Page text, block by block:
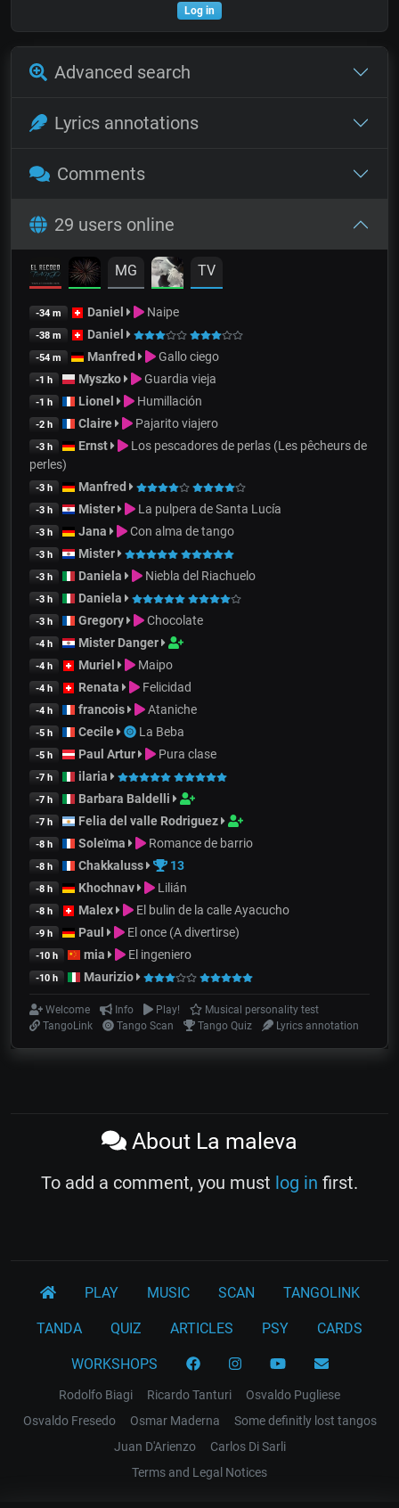
Log in
Advanced search
Lyrics annotations
Comments
29 users online
MG TV
-34 m Daniel Naipe
-38 m Daniel
-54 m Manfred Gallo ciego
-1 h Myszko Guardia vieja
-1 h Lionel Humillación
-2 h Claire Pajarito viajero
-3 h Ernst
Los pescadores de perlas (Les pêcheurs de
perles)
-3 h Manfred
-3 h Mister La pulpera de Santa Lucía
-3 h Jana Con alma de tango
-3 h Mister
-3 h Daniela Niebla del Riachuelo
-3 h Daniela
-3 h Gregory Chocolate
-4 h Mister Danger
-4 h Muriel Maipo
-4 h Renata Felicidad
-4 h francois Ataniche
-5 h Cecile La Beba
-5 h Paul Artur Pura clase
-7 h ilaria
-7 h Barbara Baldelli
-7 h Felia del valle Rodriguez
-8 h Soleïma Romance de barrio
-8 h Chakkaluss 13
-8 h Khochnav Lilián
-8 h Malex El bulin de la calle Ayacucho
-9 h Paul El once (A divertirse)
-10 h mia El ingeniero
-10 h Maurizio
Welcome Info Play!
Musical personality test
TangoLink
Tango Scan Tango Quiz Lyrics annotation
About La maleva
To add a comment, you must log in first.
PLAY MUSIC SCAN TANGOLINK
TANDA QUIZ ARTICLES PSY CARDS
WORKSHOPS
Rodolfo Biagi Ricardo Tanturi
Osvaldo Pugliese
Osvaldo Fresedo
Osmar Maderna
Some definitly lost tangos
Juan D'Arienzo
Carlos Di Sarli
Terms and Legal Notices